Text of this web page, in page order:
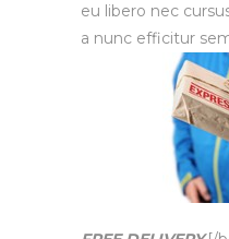
eu libero nec
a nunc efficitur